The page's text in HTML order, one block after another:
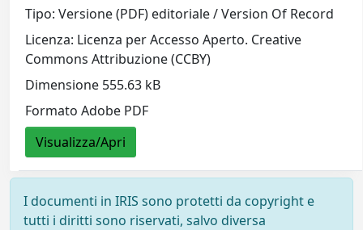
Tipo: Versione (PDF) editoriale / Version Of Record
Licenza: Licenza per Accesso Aperto. Creative
Commons Attribuzione (CCBY)
Dimensione 555.63 kB
Formato Adobe PDF
Visualizza/Apri
I documenti in IRIS sono protetti da copyright e
tutti i diritti sono riservati, salvo diversa